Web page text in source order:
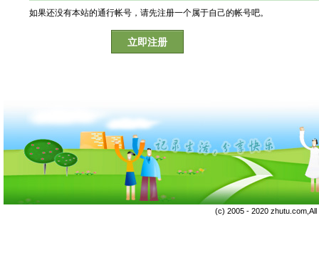
如果还没有本站的通行帐号，请先注册一个属于自己的帐号吧。
立即注册
(c) 2005 - 2020